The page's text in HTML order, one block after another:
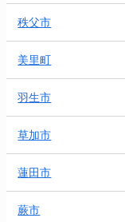
秩父市
美里町
羽生市
草加市
蓮田市
蕨市